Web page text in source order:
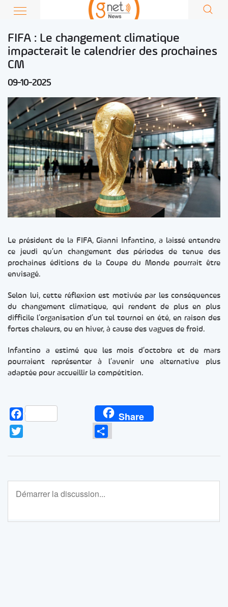
FIFA : Le changement climatique
impacterait le calendrier des prochaines
CM
09-10-2025
Le président de la FIFA, Gianni Infantino, a laissé entendre
ce jeudi qu’un changement des périodes de tenue des
prochaines éditions de la Coupe du Monde pourrait être
envisagé.
Selon lui, cette réflexion est motivée par les conséquences
du changement climatique, qui rendent de plus en plus
difficile l’organisation d’un tel tournoi en été, en raison des
fortes chaleurs, ou en hiver, à cause des vagues de froid.
Infantino a estimé que les mois d’octobre et de mars
pourraient représenter à l’avenir une alternative plus
adaptée pour accueillir la compétition.
Facebook Share